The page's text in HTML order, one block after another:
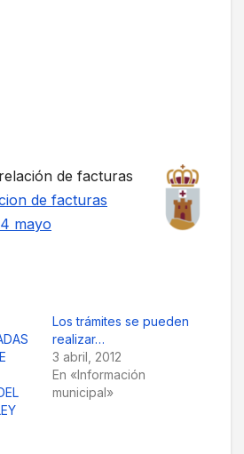
de facturas
de facturas
mayo
Los trámites se pueden
realizar…
3 abril, 2012
En «Información
municipal»